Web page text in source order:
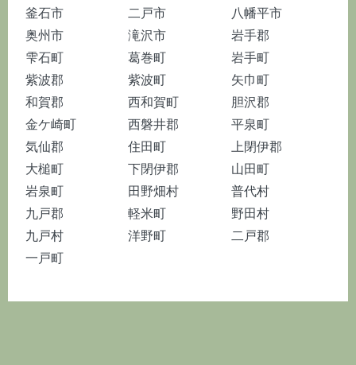
釜石市
二戸市
八幡平市
奥州市
滝沢市
岩手郡
雫石町
葛巻町
岩手町
紫波郡
紫波町
矢巾町
和賀郡
西和賀町
胆沢郡
金ケ崎町
西磐井郡
平泉町
気仙郡
住田町
上閉伊郡
大槌町
下閉伊郡
山田町
岩泉町
田野畑村
普代村
九戸郡
軽米町
野田村
九戸村
洋野町
二戸郡
一戸町